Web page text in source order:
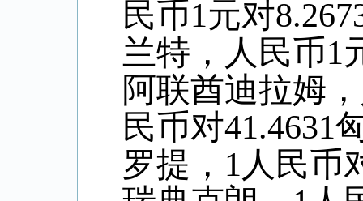
民币1元对
兰特，人民币1
阿联酋迪拉姆
民币对41.4631
罗提，1人民币